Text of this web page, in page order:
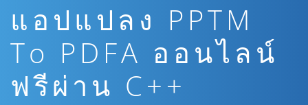
แอปแปลง PPTM
To PDFA ออนไลน์
ฟรีผ่าน C++